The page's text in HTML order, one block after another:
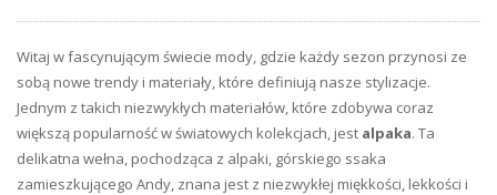
Witaj w fascynującym świecie mody, gdzie każdy sezon przynosi ze
sobą nowe trendy i materiały, które definiują nasze stylizacje.
Jednym z takich niezwykłych materiałów, które zdobywa coraz
większą popularność w światowych kolekcjach, jest alpaka. Ta
delikatna wełna, pochodząca z alpaki, górskiego ssaka
zamieszkującego Andy, znana jest z niezwykłej miękkości, lekkości i